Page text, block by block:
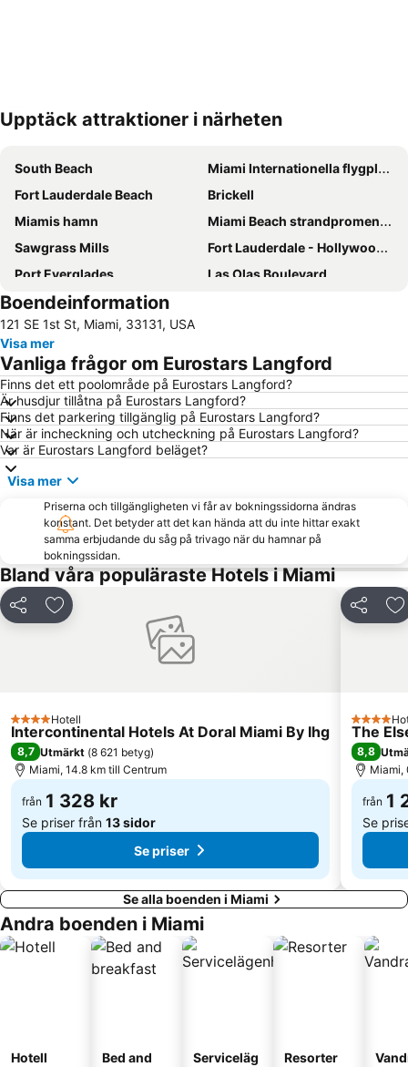
Förstora kartan
Upptäck attraktioner i närheten
South Beach
Miami Internationella flygplats
Fort Lauderdale Beach
Brickell
Miamis hamn
Miami Beach strandpromenad
Sawgrass Mills
Fort Lauderdale - Hollywood International Airport
Port Everglades
Las Olas Boulevard
Dolphin Mall
Art Deco distriktet
Bal Harbour Shops
Collins Avenue
Keys Islands
University of Miami
Kaseya Center
Alvin's Island - Tropical Department Stores
Chase Stadium
Downtown Miami
Bayfront Park
Wynwood-Edgewater
Venetian Pool
LoanDepot Park
Midtown
Miami Beach Marina
Lummusparken
Bayside District
South Brickell
South Pointe-parken
Dadeland Mall
Hard Rock Cafe Miami
Florida Grand Opera
Marlins Ballpark
Miami Beach Golf Club
Miami Duck Tours
Miami City Hall
Boendeinformation
121 SE 1st St, Miami, 33131, USA
Visa mer
Vanliga frågor om Eurostars Langford
Finns det ett poolområde på Eurostars Langford?
Är husdjur tillåtna på Eurostars Langford?
Finns det parkering tillgänglig på Eurostars Langford?
När är incheckning och utcheckning på Eurostars Langford?
Var är Eurostars Langford beläget?
Visa mer
Priserna och tillgängligheten vi får av bokningssidorna ändras
konstant. Det betyder att det kan hända att du inte hittar exakt
samma erbjudande du såg på trivago när du hamnar på
bokningssidan.
Bland våra populäraste Hotels i Miami
Dela Lägg till i Mina Favoriter
4 Stjärnor
Hotell
Intercontinental Hotels At Doral Miami By Ihg
8,7 Utmärkt (8 621 betyg)
Miami, 14.8 km till Centrum
från 1 328 kr
Se priser från 13 sidor
Se priser
Dela
4 Stjärnor
The
8,8
Miami,
från 1
Se
Se alla boenden i Miami
Andra boenden i Miami
Hotell
Bed and
Serviceläg
Resorter